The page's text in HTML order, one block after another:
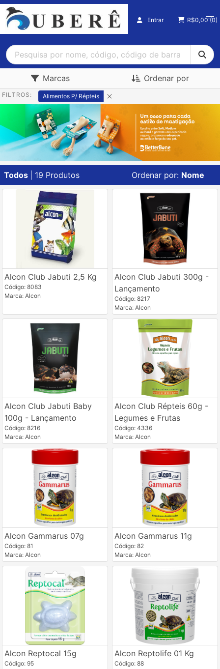
Entrar R$0,00 (0)
Marcas Ordenar por
FILTROS: Alimentos P/ Répteis
Todos | 19 Produtos Ordenar por: Nome
Alcon Club Jabuti 2,5 Kg
Código: 8083
Marca: Alcon
Alcon Club Jabuti 300g -
Lançamento
Código: 8217
Marca: Alcon
Alcon Club Jabuti Baby
100g - Lançamento
Código: 8216
Marca: Alcon
Alcon Club Répteis 60g -
Legumes e Frutas
Código: 4336
Marca: Alcon
Alcon Gammarus 07g
Código: 81
Marca: Alcon
Alcon Gammarus 11g
Código: 82
Marca: Alcon
Alcon Reptocal 15g
Código: 95
Alcon Reptolife 01 Kg
Código: 88